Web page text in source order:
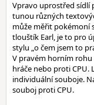
Vpravo uprostřed sídlí
tunou různých
může měřit pokémoní
tlouštík Earl, je to pro
stylu „o čem jsem to
V pravém horním rohu
hráče nebo proti CPU.
individuální souboje.
souboj proti CPU.